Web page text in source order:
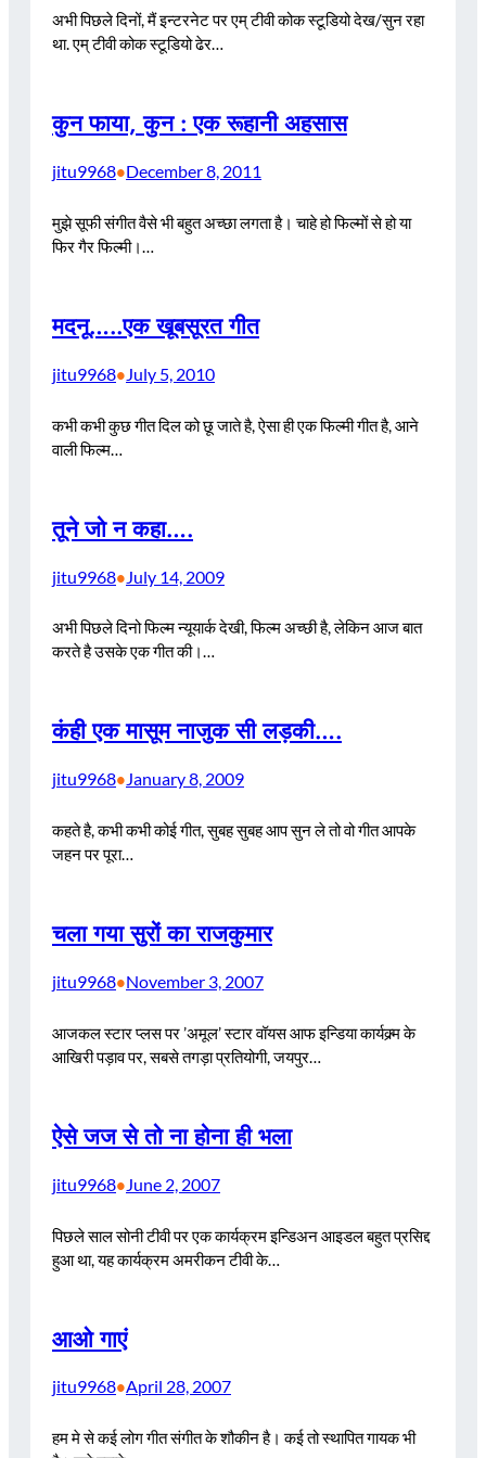
अभी पिछले दिनों, मैं इन्टरनेट पर एम् टीवी कोक स्टूडियो देख/सुन रहा
था. एम् टीवी कोक स्टूडियो ढेर…
कुन फाया, कुन : एक रूहानी अहसास
jitu9968•December 8, 2011
मुझे सूफी संगीत वैसे भी बहुत अच्छा लगता है। चाहे हो फिल्मों से हो या
फिर गैर फिल्मी।…
मदनू…..एक खूबसूरत गीत
jitu9968•July 5, 2010
कभी कभी कुछ गीत दिल को छू जाते है, ऐसा ही एक फिल्मी गीत है, आने
वाली फिल्म…
तूने जो न कहा….
jitu9968• July 14, 2009
अभी पिछले दिनो फिल्म न्यूयार्क देखी, फिल्म अच्छी है, लेकिन आज बात
करते है उसके एक गीत की।…
कंही एक मासूम नाजुक सी लड़की….
jitu9968•January 8, 2009
कहते है, कभी कभी कोई गीत, सुबह सुबह आप सुन ले तो वो गीत आपके
जहन पर पूरा…
चला गया सुरों का राजकुमार
jitu9968•November 3, 2007
आजकल स्टार प्लस पर ’अमूल’ स्टार वॉयस आफ इन्डिया कार्यक्र्म के
आखिरी पड़ाव पर, सबसे तगड़ा प्रतियोगी, जयपुर…
ऐसे जज से तो ना होना ही भला
jitu9968• June 2, 2007
पिछले साल सोनी टीवी पर एक कार्यक्रम इन्डिअन आइडल बहुत प्रसिद्द
हुआ था, यह कार्यक्रम अमरीकन टीवी के…
आओ गाएं
jitu9968•April 28, 2007
हम मे से कई लोग गीत संगीत के शौकीन है। कई तो स्थापित गायक भी